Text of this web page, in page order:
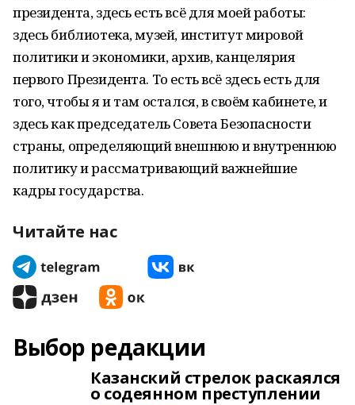
президента, здесь есть всё для моей работы:
здесь библиотека, музей, институт мировой
политики и экономики, архив, канцелярия
первого Президента. То есть всё здесь есть для
того, чтобы я и там остался, в своём кабинете, и
здесь как председатель Совета Безопасности
страны, определяющий внешнюю и внутреннюю
политику и рассматривающий важнейшие
кадры государства.
Читайте нас
Выбор редакции
Казанский стрелок раскаялся
о содеянном преступлении